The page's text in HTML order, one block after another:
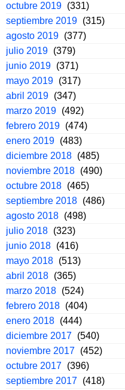
octubre 2019 (331)
septiembre 2019 (315)
agosto 2019 (377)
julio 2019 (379)
junio 2019 (371)
mayo 2019 (317)
abril 2019 (347)
marzo 2019 (492)
febrero 2019 (474)
enero 2019 (483)
diciembre 2018 (485)
noviembre 2018 (490)
octubre 2018 (465)
septiembre 2018 (486)
agosto 2018 (498)
julio 2018 (323)
junio 2018 (416)
mayo 2018 (513)
abril 2018 (365)
marzo 2018 (524)
febrero 2018 (404)
enero 2018 (444)
diciembre 2017 (540)
noviembre 2017 (452)
octubre 2017 (396)
septiembre 2017 (418)